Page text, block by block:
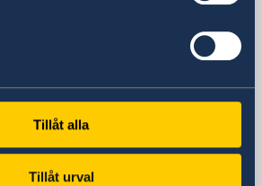
Tillåt alla
Tillåt urval
fredag 08:30-11:30
Instagram